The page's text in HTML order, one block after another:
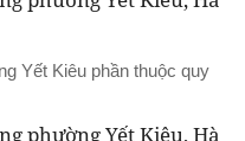
Yết Kiêu phần thuộc quy